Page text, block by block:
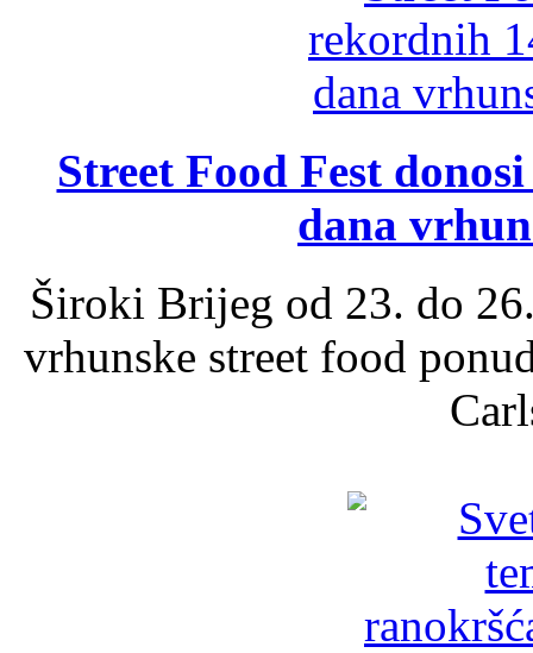
Street Food Fest
dana
Široki Brijeg od 23. do
vrhunske street food